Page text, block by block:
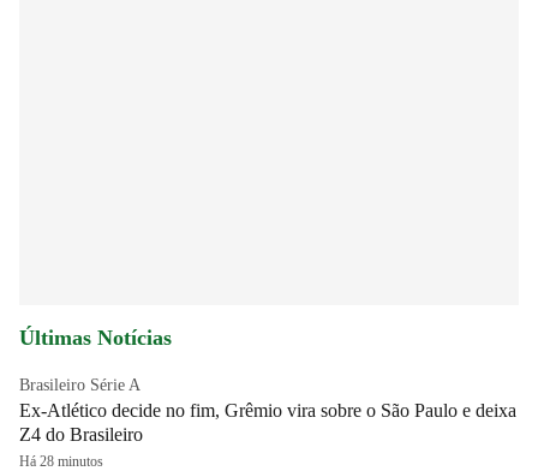
Últimas Notícias
Brasileiro Série A
Ex-Atlético decide no fim, Grêmio vira sobre o São Paulo e deixa
Z4 do Brasileiro
Há 28 minutos